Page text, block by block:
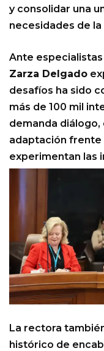
y consolidar una
necesidades de
Ante
Zarza Delgado
desafíos ha sido
más de 100 mil
demanda
adaptación frente
experimentan las
La rectora
histórico de